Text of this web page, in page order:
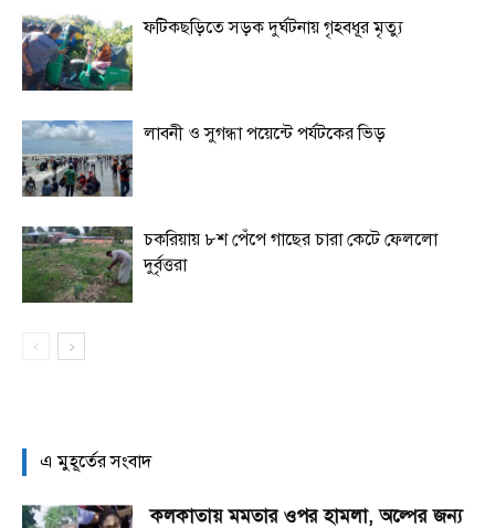
ফটিকছড়িতে সড়ক দুর্ঘটনায় গৃহবধূর মৃত্যু
লাবনী ও সুগন্ধা পয়েন্টে পর্যটকের ভিড়
চকরিয়ায় ৮শ পেঁপে গাছের চারা কেটে ফেললো
দুর্বৃত্তরা
এ মুহূর্তের সংবাদ
কলকাতায় মমতার ওপর হামলা, অল্পের জন্য